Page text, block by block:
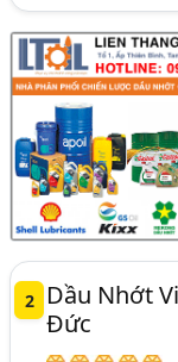
2
Dầu Nhớt
Đức